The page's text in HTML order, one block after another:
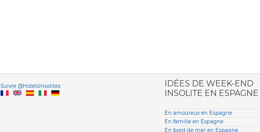
Suivre @HotelsInsolitesVersione italiana
IDÉES DE WEEK-END
INSOLITE EN ESPAGNE
En amoureux en Espagne
En famille en Espagne
En bord de mer en Espagne